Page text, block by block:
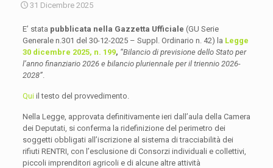
31 Dicembre 2025
E’ stata pubblicata nella Gazzetta Ufficiale (GU Serie
Generale n.301 del 30-12-2025 – Suppl. Ordinario n. 42) la Legge
30 dicembre 2025, n. 199, “Bilancio di previsione dello Stato per
l’anno finanziario 2026 e bilancio pluriennale per il triennio 2026-
2028”.
Quiil testo del provvedimento.
Nella Legge, approvata definitivamente ieri dall’aula della Camera
dei Deputati, si conferma la ridefinizione del perimetro dei
soggetti obbligati all’iscrizione al sistema di tracciabilità dei
rifiuti RENTRI, con l’esclusione di Consorzi individuali e collettivi,
piccoli imprenditori agricoli e di alcune altre attività